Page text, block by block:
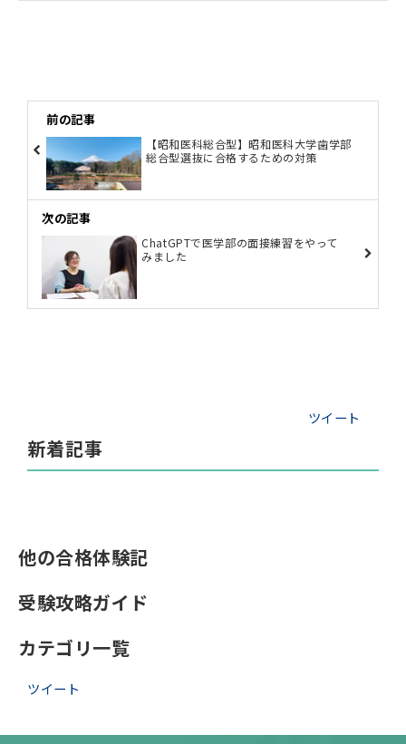
前の記事
【昭和医科総合型】昭和医科大学歯学部
総合型選抜に合格するための対策
次の記事
ChatGPTで医学部の面接練習をやって
みました
ツイート
新着記事
他の合格体験記
受験攻略ガイド
カテゴリ一覧
ツイート